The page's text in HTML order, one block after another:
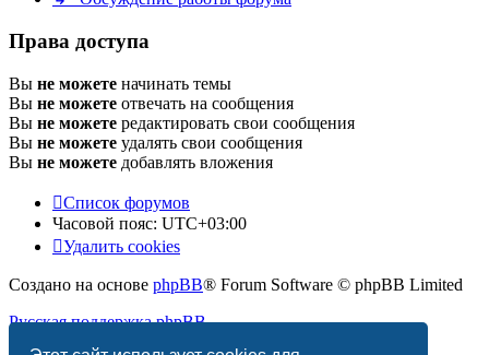
Права доступа
Вы не можете начинать темы
Вы не можете отвечать на сообщения
Вы не можете редактировать свои сообщения
Вы не можете удалять свои сообщения
Вы не можете добавлять вложения
Список форумов
Часовой пояс: UTC+03:00
Удалить cookies
Создано на основе phpBB® Forum Software © phpBB Limited
Русская поддержка phpBB